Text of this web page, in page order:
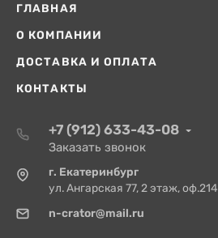
ГЛАВНАЯ
О КОМПАНИИ
ДОСТАВКА И ОПЛАТА
КОНТАКТЫ
+7 (912) 633-43-08
Заказать звонок
г. Екатеринбург
ул. Ангарская 77, 2 этаж, оф.214
n-crator@mail.ru